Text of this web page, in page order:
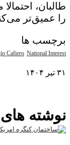
طالبان،
را عمیق‌تر
برچسب ها
Cafiero National Interest
۳۱ تیر ۱۴۰۴
نوشته